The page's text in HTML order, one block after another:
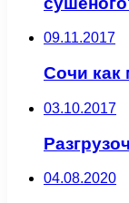
09.11.2017
Сочи как
03.10.2017
04.08.2020